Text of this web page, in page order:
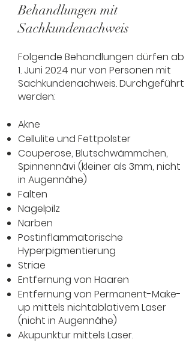
Behandlungen mit
Sachkundenachweis
Folgende Behandlungen dürfen ab
1. Juni 2024 nur von Personen mit
Sachkundenachweis. Durchgeführt
werden:
Akne
Cellulite und Fettpolster
Couperose, Blutschwämmchen,
Spinnennävi (kleiner als 3mm, nicht
in Augennähe)
Falten
Nagelpilz
Narben
Postinflammatorische
Hyperpigmentierung
Striae
Entfernung von Haaren
Entfernung von Permanent-Make-
up mittels nichtablativem Laser
(nicht in Augennähe)
Akupunktur mittels Laser.